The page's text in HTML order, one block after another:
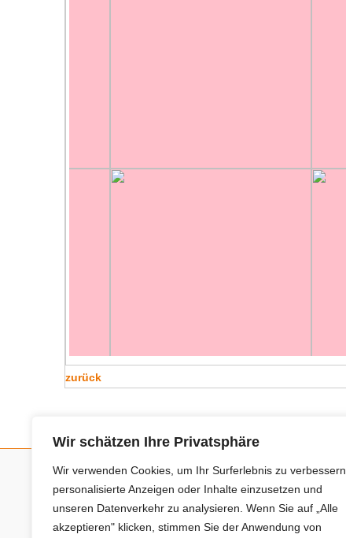
Wir schätzen Ihre Privatsphäre
Wir verwenden Cookies, um Ihr Surferlebnis zu verbessern,
personalisierte Anzeigen oder Inhalte einzusetzen und
unseren Datenverkehr zu analysieren. Wenn Sie auf „Alle
akzeptieren" klicken, stimmen Sie der Anwendung von
zurück
Neue Anbieter